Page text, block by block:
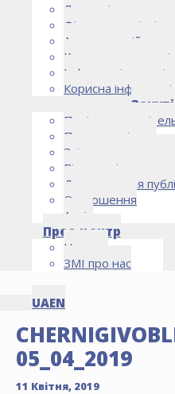
Лист очікувань
Фінансова звітність
Антикорупційна
Кодекс етики та
Інформація, що
Корисна інформація
Політика
План закупівель
Звіт про
Відомості про
Договори для
Оголошення
Архів
Прес-центр
Новини
ЗМІ про нас
UAEN
05_04_2019
11 Квітня, 2019